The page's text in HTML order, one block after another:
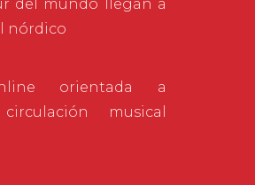
del mundo llegan a
nórdico
orientada a
musical